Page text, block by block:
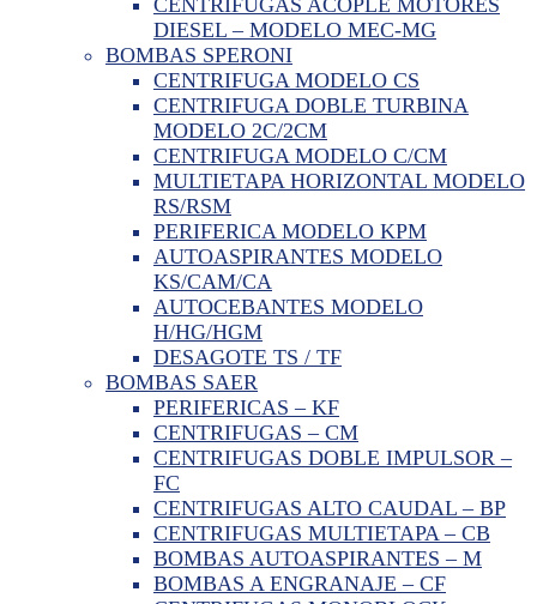
DIESEL – MODELO MEC-MG
BOMBAS SPERONI
CENTRIFUGA MODELO CS
CENTRIFUGA DOBLE TURBINA
MODELO 2C/2CM
CENTRIFUGA MODELO C/CM
MULTIETAPA HORIZONTAL MODELO
RS/RSM
PERIFERICA MODELO KPM
AUTOASPIRANTES MODELO
KS/CAM/CA
AUTOCEBANTES MODELO
H/HG/HGM
DESAGOTE TS / TF
BOMBAS SAER
PERIFERICAS – KF
CENTRIFUGAS – CM
CENTRIFUGAS DOBLE IMPULSOR –
FC
CENTRIFUGAS ALTO CAUDAL – BP
CENTRIFUGAS MULTIETAPA – CB
BOMBAS AUTOASPIRANTES – M
BOMBAS A ENGRANAJE – CF